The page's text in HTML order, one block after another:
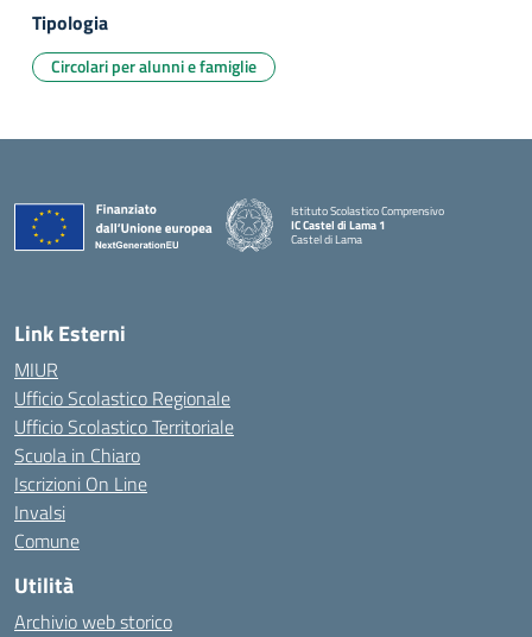
Tipologia
Circolari per alunni e famiglie
Istituto Scolastico Comprensivo
IC Castel di Lama 1
Castel di Lama
Link Esterni
MIUR
Ufficio Scolastico Regionale
Ufficio Scolastico Territoriale
Scuola in Chiaro
Iscrizioni On Line
Invalsi
Comune
Utilità
Archivio web storico